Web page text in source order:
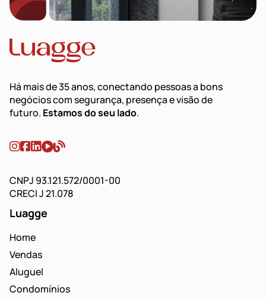
Há mais de 35 anos, conectando pessoas a bons
negócios com segurança, presença e visão de
futuro. Estamos do seu lado.
CNPJ 93.121.572/0001-00
CRECI J 21.078
Luagge
Home
Vendas
Aluguel
Condomínios